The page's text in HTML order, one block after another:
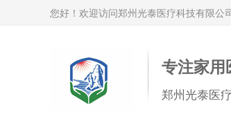
您好！欢迎访问郑州光泰医疗科技有限公
专注家用
郑州光泰医